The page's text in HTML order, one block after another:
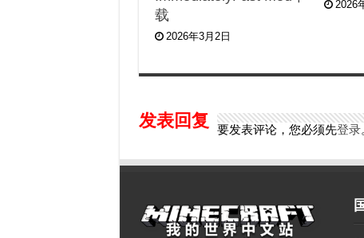
载
2026年3月2日
2026
发表回复 要发表评论，您必须先登录